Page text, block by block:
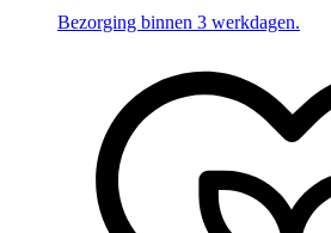
Bezorging binnen 3 werkdagen.